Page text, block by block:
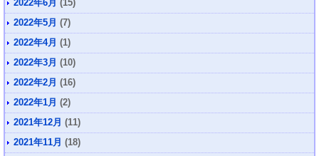
2022年6月 (15)
2022年5月 (7)
2022年4月 (1)
2022年3月 (10)
2022年2月 (16)
2022年1月 (2)
2021年12月 (11)
2021年11月 (18)